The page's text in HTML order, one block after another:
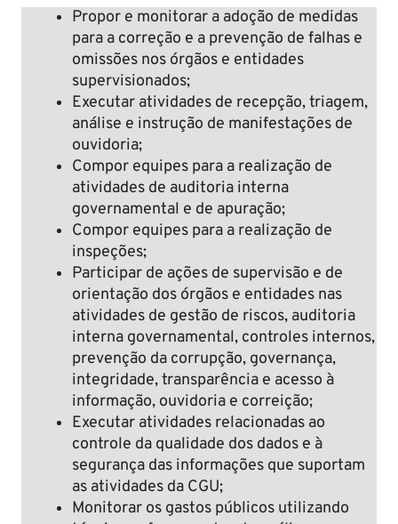
Propor e monitorar a adoção de medidas
para a correção e a prevenção de falhas e
omissões nos órgãos e entidades
supervisionados;
Executar atividades de recepção, triagem,
análise e instrução de manifestações de
ouvidoria;
Compor equipes para a realização de
atividades de auditoria interna
governamental e de apuração;
Compor equipes para a realização de
inspeções;
Participar de ações de supervisão e de
orientação dos órgãos e entidades nas
atividades de gestão de riscos, auditoria
interna governamental, controles internos,
prevenção da corrupção, governança,
integridade, transparência e acesso à
informação, ouvidoria e correição;
Executar atividades relacionadas ao
controle da qualidade dos dados e à
segurança das informações que suportam
as atividades da CGU;
Monitorar os gastos públicos utilizando